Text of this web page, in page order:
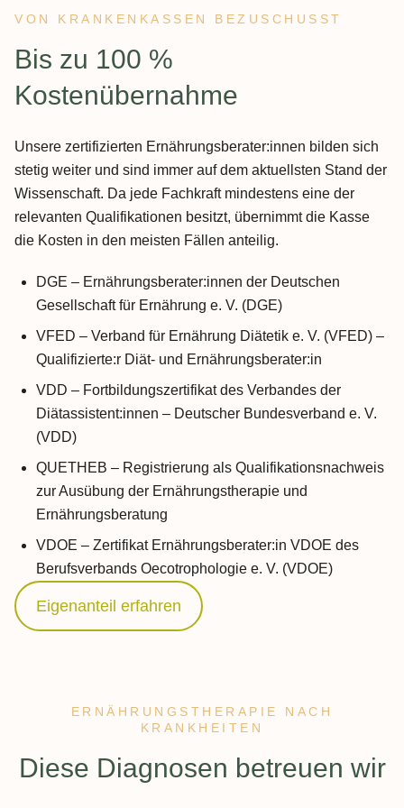
Spezielle Ernährung für Sportler:innen (Leistungssport)
Ernährung in Schwangerschaft und Stillzeit
Ernährung für Säuglinge, Kleinkinder, Kinder &
Jugendliche
Abwechslungsreiche Ernährung in den Wechseljahren
und im Alter
VON KRANKENKASSEN BEZUSCHUSST
:
Bis zu 100 %
Kostenübernahme
Unsere zertifizierten Ernährungsberater:innen bilden sich
stetig weiter und sind immer auf dem aktuellsten Stand der
Wissenschaft. Da jede Fachkraft mindestens eine der
relevanten Qualifikationen besitzt, übernimmt die Kasse
die Kosten in den meisten Fällen anteilig.
DGE – Ernährungsberater:innen der Deutschen
Gesellschaft für Ernährung e. V. (DGE)
VFED – Verband für Ernährung Diätetik e. V. (VFED) –
Qualifizierte:r Diät- und Ernährungsberater:in
VDD – Fortbildungszertifikat des Verbandes der
Diätassistent:innen – Deutscher Bundesverband e. V.
(VDD)
QUETHEB – Registrierung als Qualifikationsnachweis
zur Ausübung der Ernährungstherapie und
Ernährungsberatung
VDOE – Zertifikat Ernährungsberater:in VDOE des
Berufsverbands Oecotrophologie e. V. (VDOE)
Eigenanteil erfahren
ERNÄHRUNGSTHERAPIE NACH
KRANKHEITEN
:
Diese Diagnosen betreuen wir